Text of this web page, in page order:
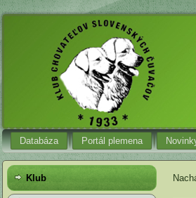
Databáza Portál plemena
Klub